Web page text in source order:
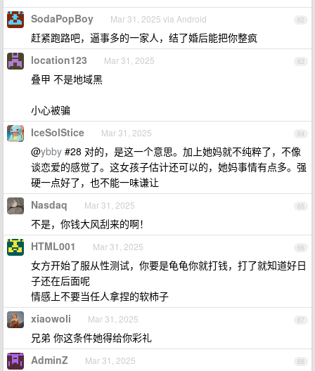
62
SodaPopBoy Mar 31, 2025 via Android
赶紧跑路吧，逼事多的一家人，结了婚后能把你整疯
63
location123 Mar 31, 2025
叠甲 不是地域黑
小心被骗
64
IceSolStice Mar 31, 2025
@ybby #28 对的，是这一个意思。加上她妈就不纯粹了，不像
谈恋爱的感觉了。这女孩子估计还可以的，她妈事情有点多。强
硬一点好了，也不能一味谦让
65
Nasdaq Mar 31, 2025
不是，你钱大风刮来的啊！
66
HTML001 Mar 31, 2025
女方开始了服从性测试，你要是龟龟你就打钱，打了就知道好日
子还在后面呢
情感上不要当任人拿捏的软柿子
67
xiaowoli Mar 31, 2025
兄弟 你这条件她得给你彩礼
68
AdminZ Mar 31, 2025